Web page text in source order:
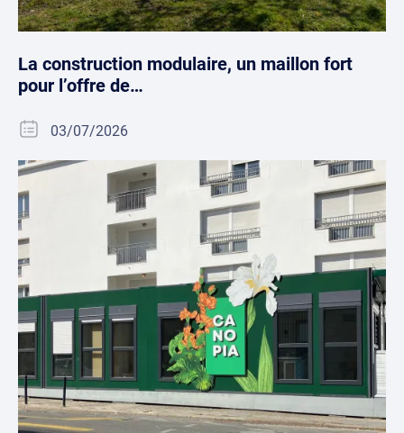
La construction modulaire, un maillon fort
pour l’offre de…
03/07/2026